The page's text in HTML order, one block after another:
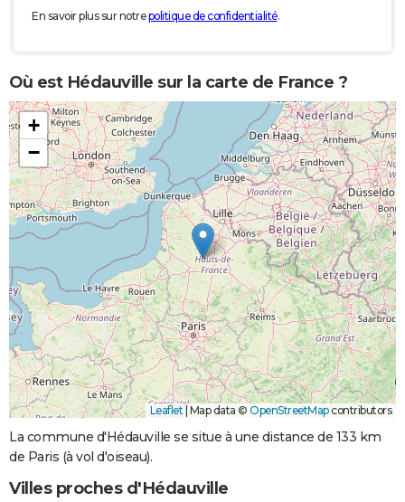
En savoir plus sur notrepolitique de confidentialité.
Où est Hédauville sur la carte de France ?
+
−
Leaflet|Map data © OpenStreetMapcontributors
La commune d'Hédauville se situe à une distance de 133 km
de Paris (à vol d'oiseau).
Villes proches d'Hédauville